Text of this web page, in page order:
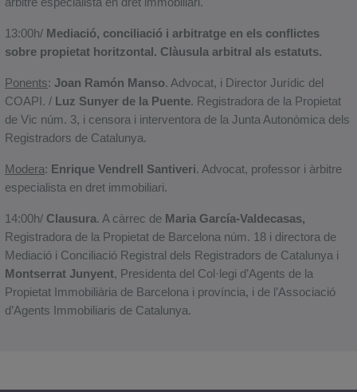
13:00h/ Mediació, conciliació i arbitratge en els conflictes
sobre propietat horitzontal. Clàusula arbitral als estatuts.
Ponents: Joan Ramón Manso. Advocat, i Director Jurídic del
COAPI. / Luz Sunyer de la Puente. Registradora de la Propietat
de Vic núm. 3, i censora i interventora de la Junta Autonòmica dels
Registradors de Catalunya.
Modera: Enrique Vendrell Santiveri. Advocat, professor i àrbitre
especialista en dret immobiliari.
14:00h/ Clausura. A càrrec de Maria García-Valdecasas,
Registradora de la Propietat de Barcelona núm. 18 i directora de
Mediació i Conciliació Registral dels Registradors de Catalunya i
Montserrat Junyent, Presidenta del Col·legi d’Agents de la
Propietat Immobiliària de Barcelona i província, i de l’Associació
d’Agents Immobiliaris de Catalunya.